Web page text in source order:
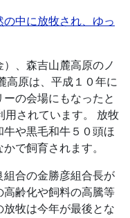
中に放牧され、ゆっ
、森吉山麓高原のノ
高原は、平成１０年に
の会場にもなったと
用されています。 放牧
や黒毛和牛５０頭ほ
で飼育されます。
組合の金勝彦組合長が
高齢化や飼料の高騰等
牧は今年が最後とな